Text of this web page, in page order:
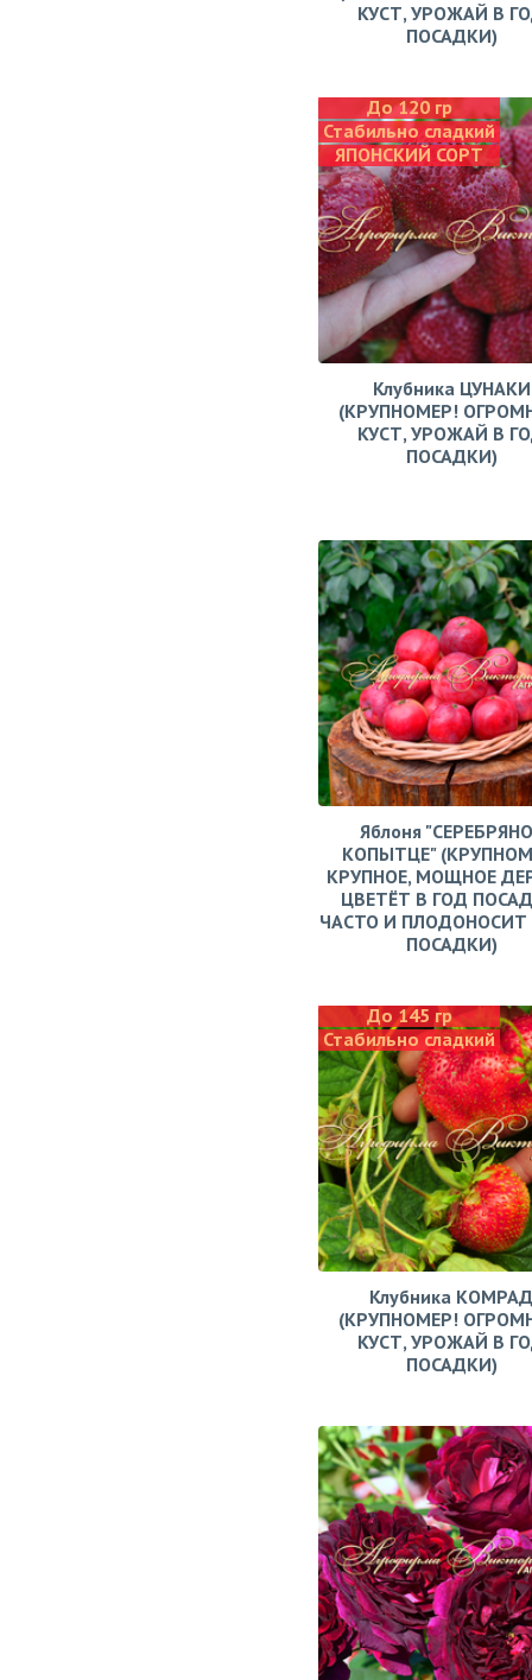
КУСТ, УРОЖАЙ В
ПОСАДКИ)
До 120 гр
Стабильно сладкий
ЯПОНСКИЙ СОРТ
Клубника ЦУНАКИ
(КРУПНОМЕР!
КУСТ, УРОЖАЙ В
ПОСАДКИ)
Яблоня
КОПЫТЦЕ"
КРУПНОЕ, МОЩНОЕ
ЦВЕТЁТ В ГОД
ЧАСТО И ПЛОДОНОСИТ
ПОСАДКИ)
До 145 гр
Стабильно сладкий
Клубника КОМРАД
(КРУПНОМЕР!
КУСТ, УРОЖАЙ В
ПОСАДКИ)